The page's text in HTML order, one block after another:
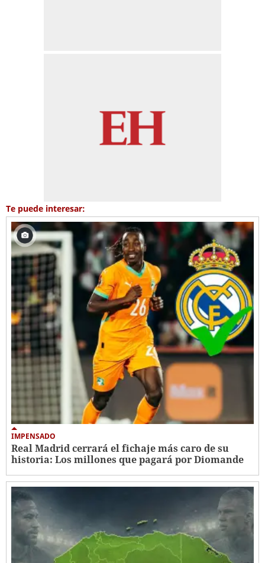
Te puede interesar:
IMPENSADO
Real Madrid cerrará el fichaje más caro de su
historia: Los millones que pagará por Diomande